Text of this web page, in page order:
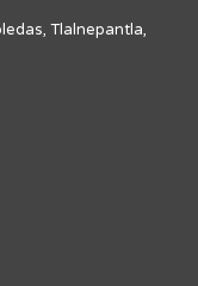
Tlalnepantla,